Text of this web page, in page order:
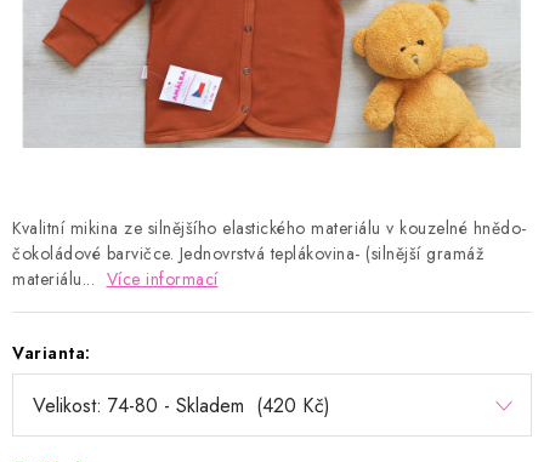
Kontakty Proč AMÁLKA?
Doprava a platba
Tabulka velikostí
Postup pro vrácení a výměnu
Velkoobchod
Obchodní podmínky
Podmínky ochrany osobních údajů
Blog
Kvalitní mikina ze silnějšího elastického materiálu v kouzelné hnědo-
čokoládové barvičce. Jednovrstvá teplákovina- (silnější gramáž
materiálu... Více informací
Varianta: